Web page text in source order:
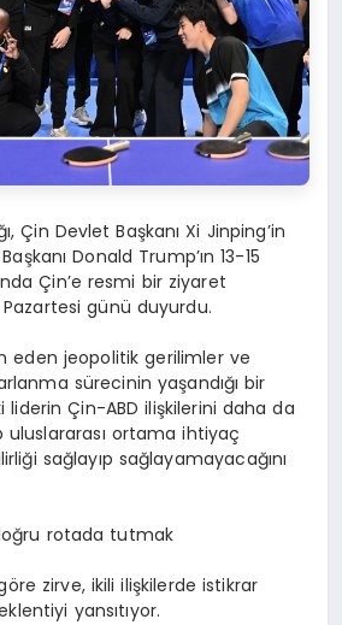
Çin Devlet Başkanı Xi Jinping’in
Donald Trump’ın 13-15
Çin’e resmi bir ziyaret
günü duyurdu.
eden jeopolitik gerilimler ve
sürecinin yaşandığı bir
Çin-ABD ilişkilerini daha da
ortama ihtiyaç
sağlayıp sağlayamayacağını
rotada tutmak
zirve, ikili ilişkilerde istikrar
yansıtıyor.